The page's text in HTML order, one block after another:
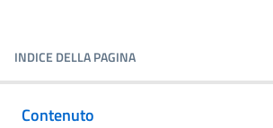
INDICE DELLA PAGINA
Contenuto